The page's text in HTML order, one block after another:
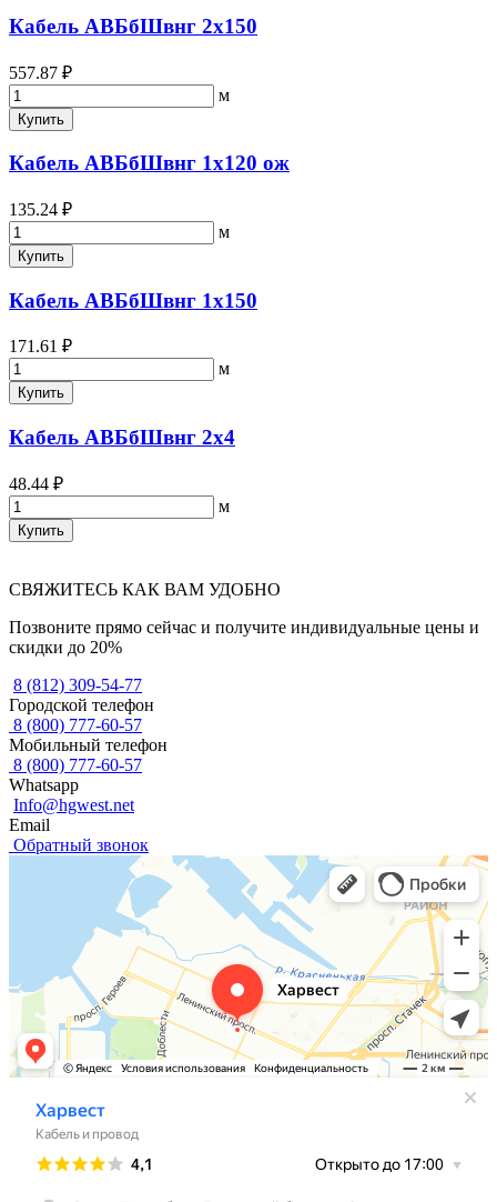
Кабель АВБбШвнг 2х150
557.87 ₽
м
Купить
Кабель АВБбШвнг 1х120 ож
135.24 ₽
м
Купить
Кабель АВБбШвнг 1х150
171.61 ₽
м
Купить
Кабель АВБбШвнг 2х4
48.44 ₽
м
Купить
СВЯЖИТЕСЬ КАК ВАМ УДОБНО
Позвоните прямо сейчас и получите индивидуальные цены и
скидки до 20%
8 (812) 309-54-77
Городской телефон
8 (800) 777-60-57
Мобильный телефон
8 (800) 777-60-57
Whatsapp
Info@hgwest.net
Email
Обратный звонок